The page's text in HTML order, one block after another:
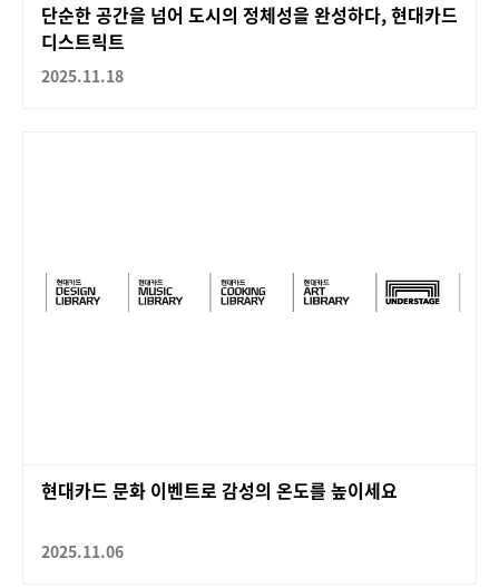
단순한 공간을 넘어 도시의 정체성을 완성하다, 현대카드
디스트릭트
2025.11.18
현대카드 문화 이벤트로 감성의 온도를 높이세요
2025.11.06